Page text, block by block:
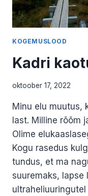
KOGEMUSLOOD
Kadri
oktoober 17, 2022
Minu elu muutus,
last. Milline rõõm
Olime
Kogu rasedus
tundus, et ma
suuremaks, lapse